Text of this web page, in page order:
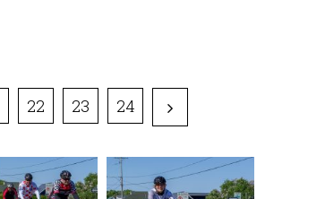
22 23 24